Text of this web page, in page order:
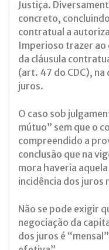
Justiça.
concreto,
contratual a
Imperioso trazer
da cláusula
(art. 47 do CDC),
juros.
O caso sob
mútuo” sem que o
compreendido a
conclusão que na
mora haveria
incidência dos
Não se pode exigir
negociação da
dos juros é